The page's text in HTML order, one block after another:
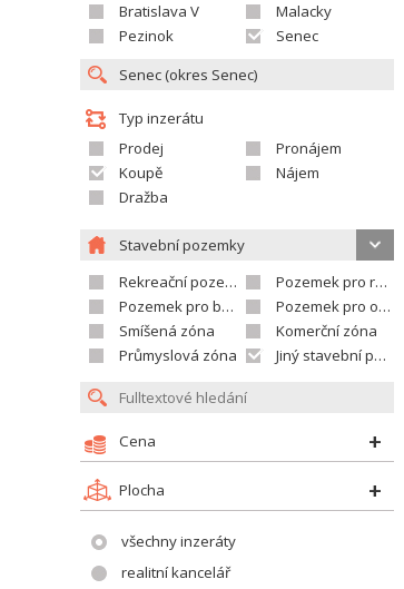
Bratislava V
Malacky
Pezinok
Senec
Typ inzerátu
Prodej
Pronájem
Koupě
Nájem
Dražba
Stavební pozemky
Rekreační pozemek
Pozemek pro rodinné domy
Pozemek pro bytovou výstavbu
Pozemek pro občanskou vybavenost
Smíšená zóna
Komerční zóna
Průmyslová zóna
Jiný stavební pozemek
Cena
Plocha
všechny inzeráty
realitní kancelář